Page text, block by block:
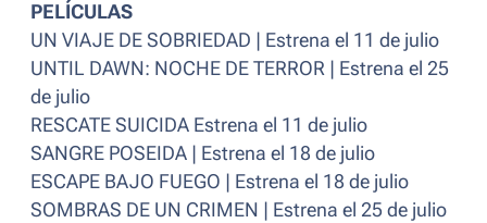
PELÍCULAS
UN VIAJE DE SOBRIEDAD | Estrena el 11 de julio
UNTIL DAWN: NOCHE DE TERROR | Estrena el 25
de julio
RESCATE SUICIDA Estrena el 11 de julio
SANGRE POSEIDA | Estrena el 18 de julio
ESCAPE BAJO FUEGO | Estrena el 18 de julio
SOMBRAS DE UN CRIMEN | Estrena el 25 de julio